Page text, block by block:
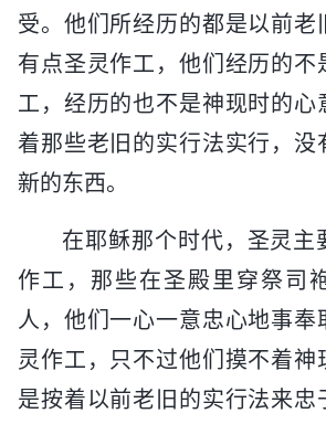
受。他们所经历的都是以前老
有点圣灵作工，他们经历的不
工，经历的也不是神现时的心
着那些老旧的实行法实行，没
新的东西。
在耶稣那个时代，圣灵主
作工，那些在圣殿里穿祭司
人，他们一心一意忠心地事奉
灵作工，只不过他们摸不着神
是按着以前老旧的实行法来忠